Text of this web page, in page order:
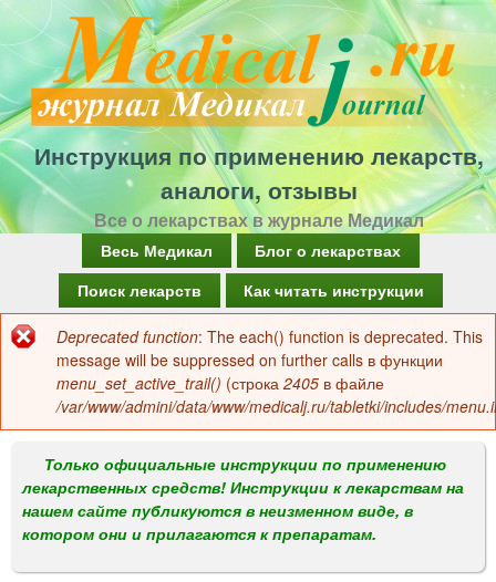
Перейти
к
основному
содержанию
Инструкция по применению лекарств,
аналоги, отзывы
Все о лекарствах в журнале Медикал
а
в
о
м
е
н
Весь Медикал
Блог о лекарствах
Поиск лекарств
Как читать инструкции
Сообщение
об
ошибке
Deprecated function: The each() function is deprecated. This
message will be suppressed on further calls в функции
menu_set_active_trail() (строка 2405 в файле
/var/www/admini/data/www/medicalj.ru/tabletki/includes/
Только официальные инструкции по применению
лекарственных средств! Инструкции к лекарствам на
нашем сайте публикуются в неизменном виде, в
котором они и прилагаются к препаратам.